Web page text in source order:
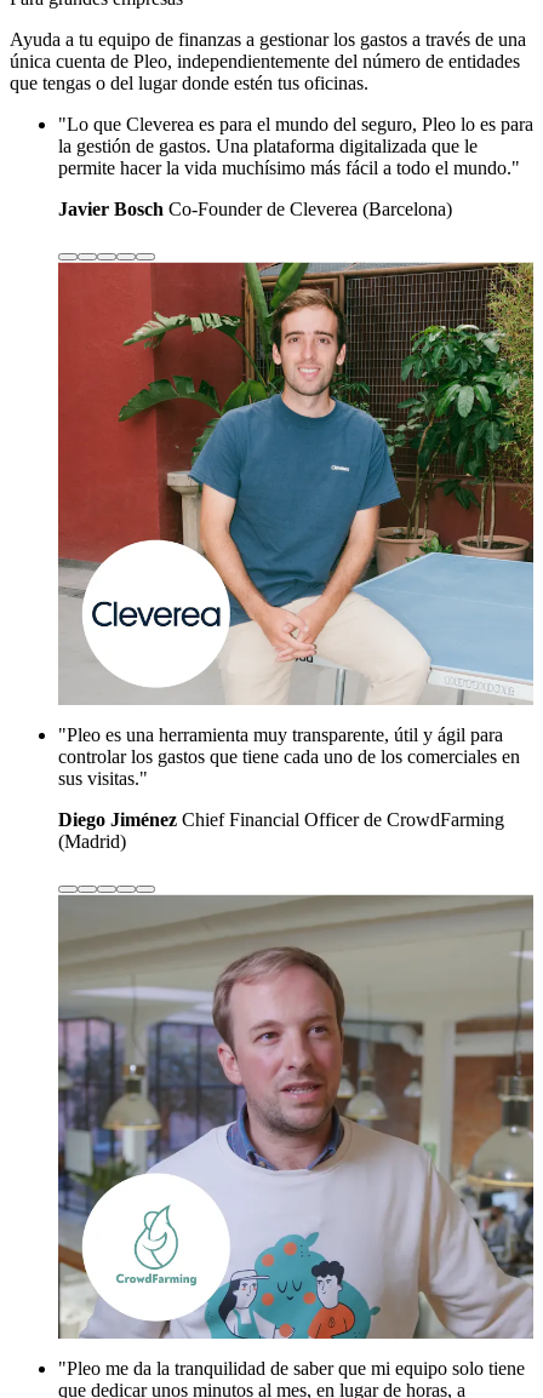
Ayuda a tu equipo de finanzas a gestionar los gastos a través de una
única cuenta de Pleo, independientemente del número de entidades
que tengas o del lugar donde estén tus oficinas.
"Lo que Cleverea es para el mundo del seguro, Pleo lo es para
la gestión de gastos. Una plataforma digitalizada que le
permite hacer la vida muchísimo más fácil a todo el mundo."
Javier Bosch Co-Founder de Cleverea (Barcelona)
"Pleo es una herramienta muy transparente, útil y ágil para
controlar los gastos que tiene cada uno de los comerciales en
sus visitas."
Diego Jiménez Chief Financial Officer de CrowdFarming
(Madrid)
"Pleo me da la tranquilidad de saber que mi equipo solo tiene
que dedicar unos minutos al mes, en lugar de horas, a